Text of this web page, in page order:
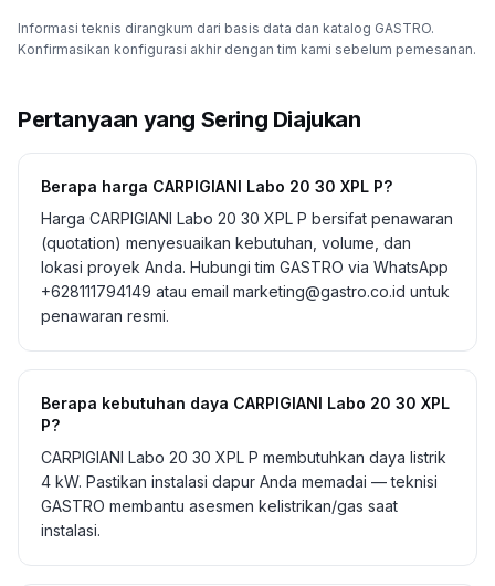
Informasi teknis dirangkum dari basis data dan katalog GASTRO.
Konfirmasikan konfigurasi akhir dengan tim kami sebelum pemesanan.
Pertanyaan yang Sering Diajukan
Berapa harga CARPIGIANI Labo 20 30 XPL P?
Harga CARPIGIANI Labo 20 30 XPL P bersifat penawaran
(quotation) menyesuaikan kebutuhan, volume, dan
lokasi proyek Anda. Hubungi tim GASTRO via WhatsApp
+628111794149 atau email marketing@gastro.co.id untuk
penawaran resmi.
Berapa kebutuhan daya CARPIGIANI Labo 20 30 XPL
P?
CARPIGIANI Labo 20 30 XPL P membutuhkan daya listrik
4 kW. Pastikan instalasi dapur Anda memadai — teknisi
GASTRO membantu asesmen kelistrikan/gas saat
instalasi.